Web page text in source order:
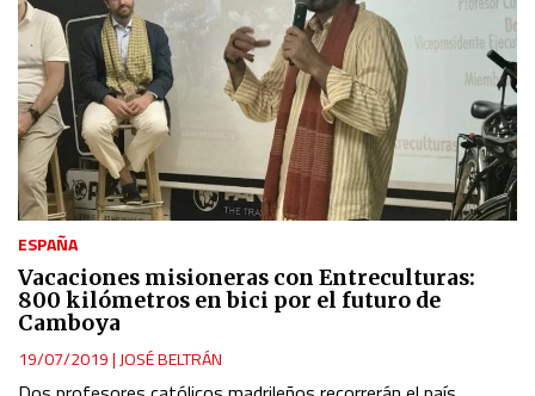
ESPAÑA
Vacaciones misioneras con Entreculturas:
800 kilómetros en bici por el futuro de
Camboya
19/07/2019|JOSÉ BELTRÁN